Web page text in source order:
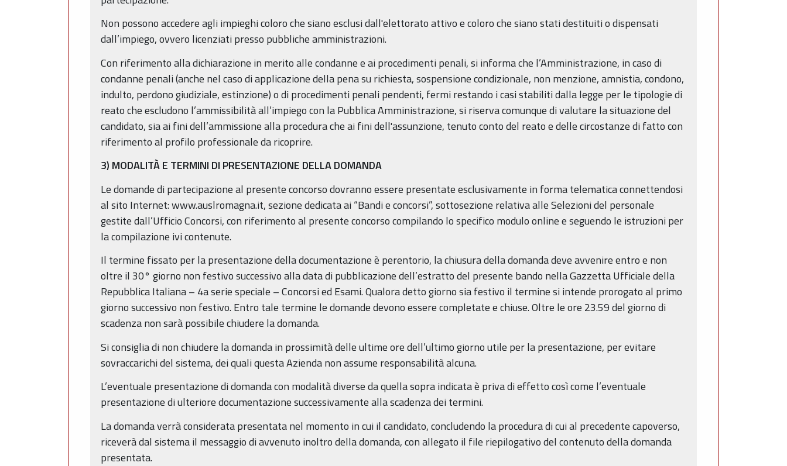
Non possono accedere agli impieghi coloro che siano esclusi dall'elettorato attivo e coloro che siano stati destituiti o dispensati
dall’impiego, ovvero licenziati presso pubbliche amministrazioni.
Con riferimento alla dichiarazione in merito alle condanne e ai procedimenti penali, si informa che l’Amministrazione, in caso di
condanne penali (anche nel caso di applicazione della pena su richiesta, sospensione condizionale, non menzione, amnistia, condono,
indulto, perdono giudiziale, estinzione) o di procedimenti penali pendenti, fermi restando i casi stabiliti dalla legge per le tipologie di
reato che escludono l’ammissibilità all’impiego con la Pubblica Amministrazione, si riserva comunque di valutare la situazione del
candidato, sia ai fini dell’ammissione alla procedura che ai fini dell'assunzione, tenuto conto del reato e delle circostanze di fatto con
riferimento al profilo professionale da ricoprire.
3) MODALITÀ E TERMINI DI PRESENTAZIONE DELLA DOMANDA
Le domande di partecipazione al presente concorso dovranno essere presentate esclusivamente in forma telematica connettendosi
al sito Internet: www.auslromagna.it, sezione dedicata ai “Bandi e concorsi”, sottosezione relativa alle Selezioni del personale
gestite dall’Ufficio Concorsi, con riferimento al presente concorso compilando lo specifico modulo online e seguendo le istruzioni per
la compilazione ivi contenute.
Il termine fissato per la presentazione della documentazione è perentorio, la chiusura della domanda deve avvenire entro e non
oltre il 30° giorno non festivo successivo alla data di pubblicazione dell’estratto del presente bando nella Gazzetta Ufficiale della
Repubblica Italiana – 4a serie speciale – Concorsi ed Esami. Qualora detto giorno sia festivo il termine si intende prorogato al primo
giorno successivo non festivo. Entro tale termine le domande devono essere completate e chiuse. Oltre le ore 23.59 del giorno di
scadenza non sarà possibile chiudere la domanda.
Si consiglia di non chiudere la domanda in prossimità delle ultime ore dell’ultimo giorno utile per la presentazione, per evitare
sovraccarichi del sistema, dei quali questa Azienda non assume responsabilità alcuna.
L’eventuale presentazione di domanda con modalità diverse da quella sopra indicata è priva di effetto così come l’eventuale
presentazione di ulteriore documentazione successivamente alla scadenza dei termini.
La domanda verrà considerata presentata nel momento in cui il candidato, concludendo la procedura di cui al precedente capoverso,
riceverà dal sistema il messaggio di avvenuto inoltro della domanda, con allegato il file riepilogativo del contenuto della domanda
presentata.